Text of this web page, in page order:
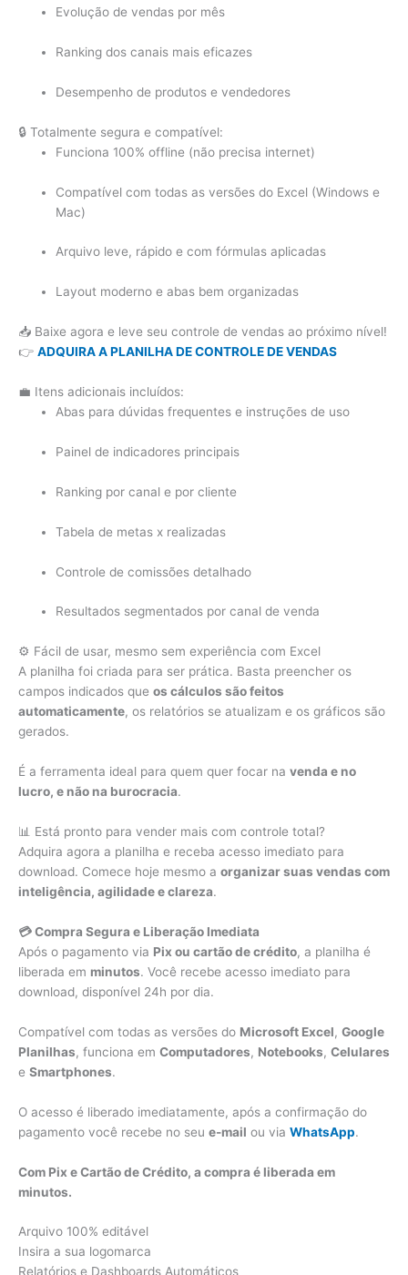
Evolução de vendas por mês
Ranking dos canais mais eficazes
Desempenho de produtos e vendedores
🔒 Totalmente segura e compatível:
Funciona 100% offline (não precisa internet)
Compatível com todas as versões do Excel (Windows e
Mac)
Arquivo leve, rápido e com fórmulas aplicadas
Layout moderno e abas bem organizadas
📥 Baixe agora e leve seu controle de vendas ao próximo nível!
👉 ADQUIRA A PLANILHA DE CONTROLE DE VENDAS
💼 Itens adicionais incluídos:
Abas para dúvidas frequentes e instruções de uso
Painel de indicadores principais
Ranking por canal e por cliente
Tabela de metas x realizadas
Controle de comissões detalhado
Resultados segmentados por canal de venda
⚙️ Fácil de usar, mesmo sem experiência com Excel
A planilha foi criada para ser prática. Basta preencher os
campos indicados que os cálculos são feitos
automaticamente, os relatórios se atualizam e os gráficos são
gerados.
É a ferramenta ideal para quem quer focar na venda e no
lucro, e não na burocracia.
📊 Está pronto para vender mais com controle total?
Adquira agora a planilha e receba acesso imediato para
download. Comece hoje mesmo a organizar suas vendas com
inteligência, agilidade e clareza.
💳 Compra Segura e Liberação Imediata
Após o pagamento via Pix ou cartão de crédito, a planilha é
liberada em minutos. Você recebe acesso imediato para
download, disponível 24h por dia.
Compatível com todas as versões do Microsoft Excel, Google
Planilhas, funciona em Computadores, Notebooks, Celulares
e Smartphones.
O acesso é liberado imediatamente, após a confirmação do
pagamento você recebe no seu e-mail ou via WhatsApp.
Com Pix e Cartão de Crédito, a compra é liberada em
minutos.
Arquivo 100% editável
Insira a sua logomarca
Relatórios e Dashboards Automáticos